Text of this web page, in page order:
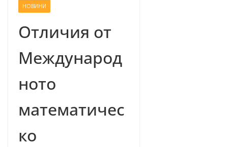
НОВИНИ
Отличия от
Международ
ното
математичес
ко